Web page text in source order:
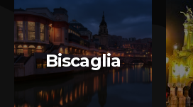
Biscaglia